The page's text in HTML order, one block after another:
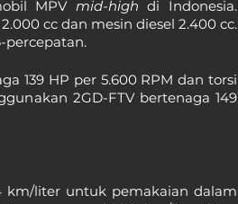
MPV mid-high di Indonesia.
cc dan mesin diesel 2.400 cc.
percepatan.
139 HP per 5.600 RPM dan torsi
2GD-FTV bertenaga 149
km/liter untuk pemakaian dalam